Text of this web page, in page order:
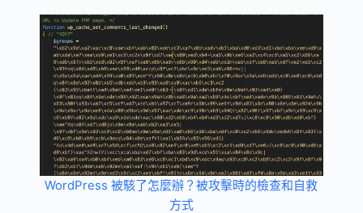
WordPress 被駭了怎麼辦？被攻擊時的檢查和自救
方式